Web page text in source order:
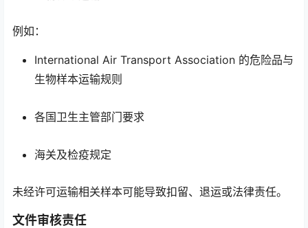
例如：
International Air Transport Association 的危险品与
生物样本运输规则
各国卫生主管部门要求
海关及检疫规定
未经许可运输相关样本可能导致扣留、退运或法律责任。
文件审核责任